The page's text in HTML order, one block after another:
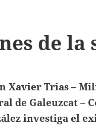
de la
Xavier Trias –
de Galeuzcat –
investiga el